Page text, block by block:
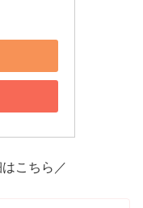
こちら／